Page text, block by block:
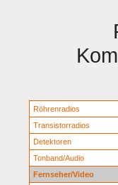
Röhrenradios
Transistorradios
Detektoren
Tonband/Audio
Fernseher/Video